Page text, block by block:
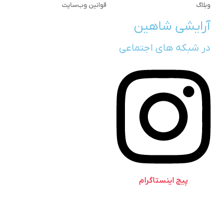
وبلاگ
آرایشی شاهین
در شبکه های اجتماعی
پیج اینستاگرام
قوانین وب‌سایت